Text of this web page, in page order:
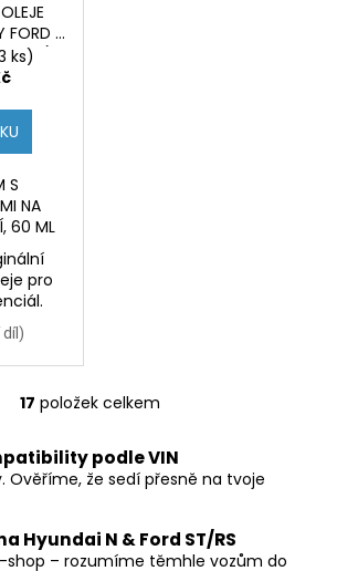
FORD -
ks)
S
NA
60 ML
pro
díl)
O
l
á
a
c
17 položek celkem
podle VIN
Ověříme, že sedí přesně na tvoje
Hyundai N & Ford ST/RS
shop – rozumíme těmhle vozům do